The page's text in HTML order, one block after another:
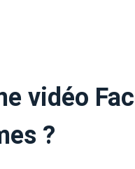
vidéo
?